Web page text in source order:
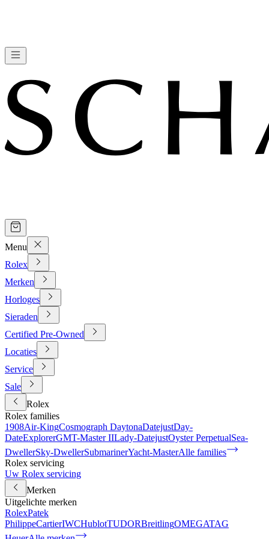
Menu
Rolex
Merken
Horloges
Sieraden
Certified Pre-Owned
Locaties
Service
Sale
Rolex
Rolex families
1908Air-KingCosmograph DaytonaDatejustDay-
DateExplorerGMT-Master IILady-DatejustOyster PerpetualSea-
DwellerSky-DwellerSubmarinerYacht-MasterAlle families
Rolex servicing
Uw Rolex servicing
Merken
Uitgelichte merken
RolexPatek
PhilippeCartierIWCHublotTUDORBreitlingOMEGATAG